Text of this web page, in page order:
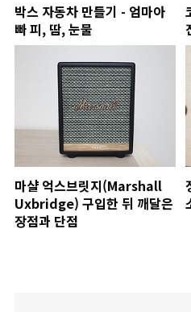
박스 자동차 만들기 - 엄마아
빠 피, 땀, 눈물
마샬 억스브릿지(Marshall
Uxbridge) 구입한 뒤 깨달은
장점과 단점